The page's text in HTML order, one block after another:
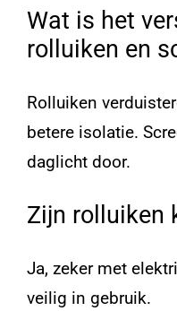
Wat is het
rolluiken en
Rolluiken
betere isolatie.
daglicht door.
Zijn rolluiken
Ja, zeker met
veilig in gebruik.